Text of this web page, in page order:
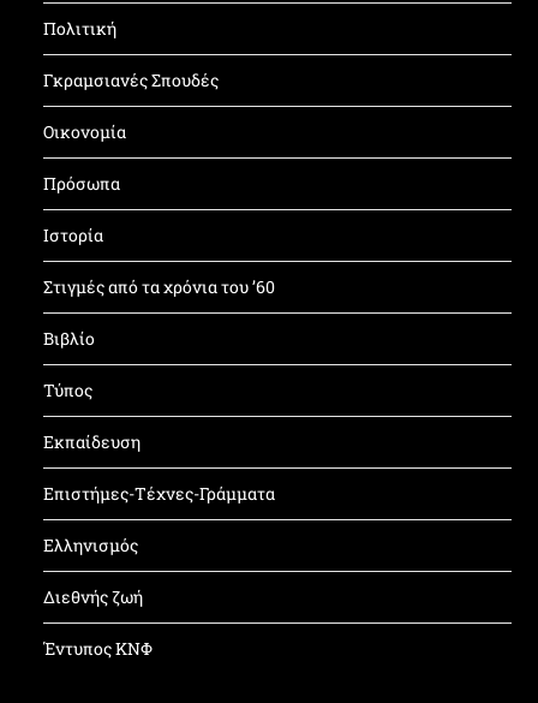
Πολιτική
Γκραμσιανές Σπουδές
Οικονομία
Πρόσωπα
Ιστορία
Στιγμές από τα χρόνια του ’60
Βιβλίο
Τύπος
Εκπαίδευση
Επιστήμες-Τέχνες-Γράμματα
Ελληνισμός
Διεθνής ζωή
Έντυπος ΚΝΦ